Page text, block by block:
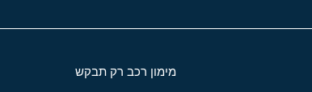
מימון רכב רק תבקש